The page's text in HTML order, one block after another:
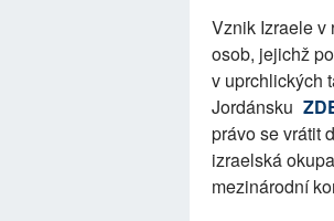
Vznik Izraele v
osob, jejichž
v uprchlických
Jordánsku
právo se vrátit
izraelská
mezinárodní